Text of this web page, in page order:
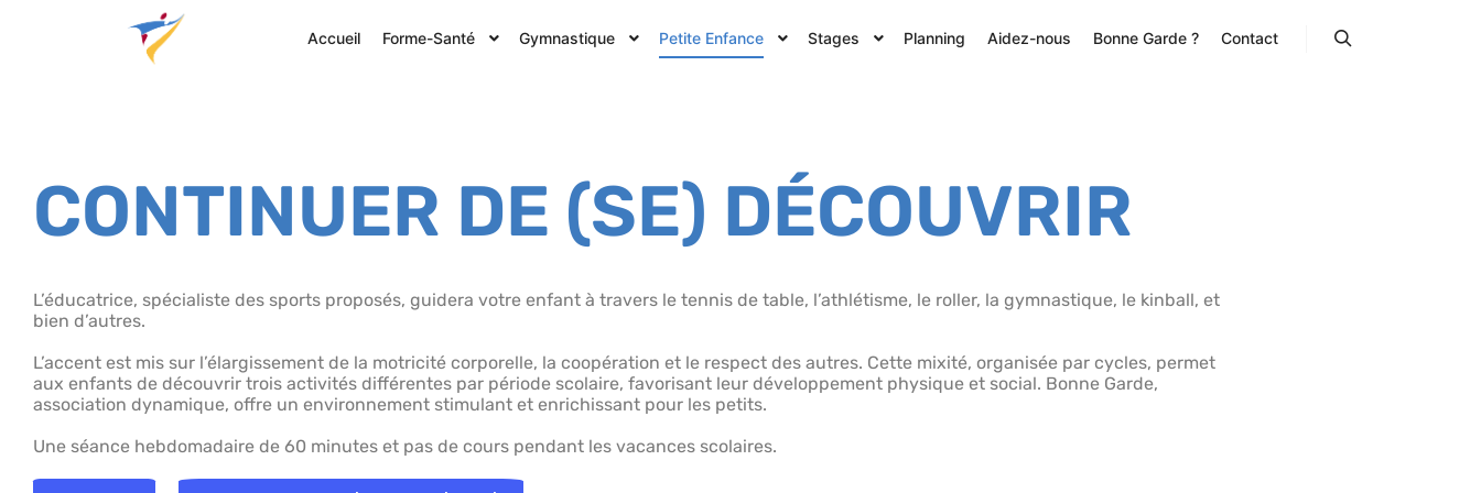
Accueil Forme-Santé Gymnastique Petite Enfance Stages Planning Aidez-nous Bonne Garde ? Contact
CONTINUER DE (SE) DÉCOUVRIR
L’éducatrice, spécialiste des sports proposés, guidera votre enfant à travers le tennis de table, l’athlétisme, le roller, la gymnastique, le kinball, et
bien d’autres.
L’accent est mis sur l’élargissement de la motricité corporelle, la coopération et le respect des autres. Cette mixité, organisée par cycles, permet
aux enfants de découvrir trois activités différentes par période scolaire, favorisant leur développement physique et social. Bonne Garde,
association dynamique, offre un environnement stimulant et enrichissant pour les petits.
Une séance hebdomadaire de 60 minutes et pas de cours pendant les vacances scolaires.